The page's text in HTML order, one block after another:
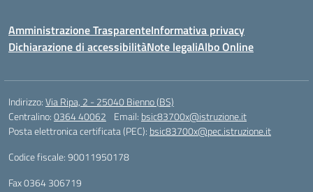
Amministrazione TrasparenteInformativa privacy
Dichiarazione di accessibilitàNote legaliAlbo Online
Indirizzo:Via Ripa, 2 - 25040 Bienno (BS)
Centralino:0364 40062 Email: bsic83700x@istruzione.it
Posta elettronica certificata (PEC): bsic83700x@pec.istruzione.it
Codice fiscale: 90011950178
Fax 0364 306719